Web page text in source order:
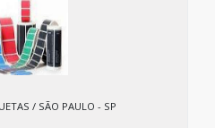
/ SÃO PAULO - SP